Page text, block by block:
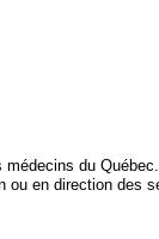
du
ou en direction des